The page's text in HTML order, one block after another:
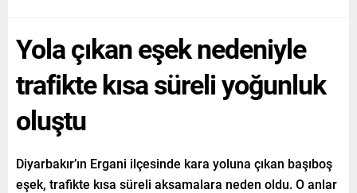
Yola çıkan eşek nedeniyle
trafikte kısa süreli yoğunluk
oluştu
Diyarbakır’ın Ergani ilçesinde kara yoluna çıkan başıboş
eşek, trafikte kısa süreli aksamalara neden oldu. O anlar